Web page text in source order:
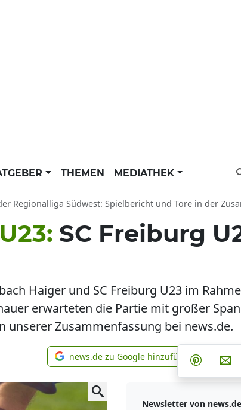
THEMEN MEDIATHEK
Regionalliga Südwest: Spielbericht und Tore in der
SC Freiburg
Haiger und SC Freiburg U23 im
erwarteten die Partie mit großer
unserer Zusammenfassung bei news.de.
news.de zu Google
news.de zu Google hinzufügen Teilen
Newsletter von news.de